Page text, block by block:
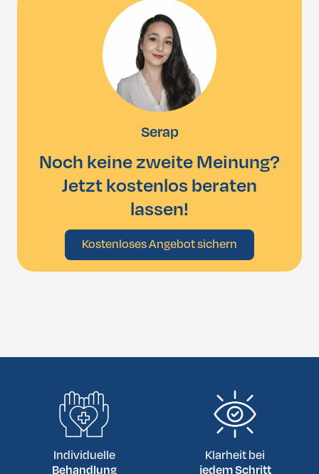
maßgeschneidertes Behandlungskonzept.
Serap
Noch keine zweite Meinung?
Jetzt kostenlos beraten
lassen!
Kostenloses Angebot sichern
Individuelle
Behandlung
Klarheit bei
jedem Schritt